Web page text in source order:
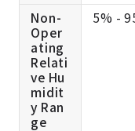
Non-
Oper
ating
Relati
ve Hu
midit
y Ran
ge
5% -